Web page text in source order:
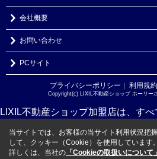
会社概要
お問い合わせ
PCサイト
プライバシーポリシー ｜ 利用規約
Copyright(c) LIXIL不動産ショップ ホーリー
LIXIL不動産ショップ加盟店は、すべ
当サイトでは、お客様の当サイト利用状況把
して、クッキー（Cookie）を使用しています。
詳しくは、当社の 「Cookieの取扱いについて」